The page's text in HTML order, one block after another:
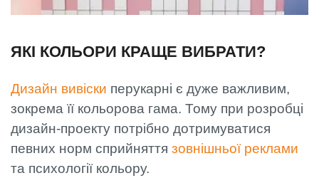
ЯКІ КОЛЬОРИ КРАЩЕ ВИБРАТИ?
Дизайн вивіски перукарні є дуже важливим,
зокрема її кольорова гама. Тому при розробці
дизайн-проекту потрібно дотримуватися
певних норм сприйняття зовнішньої реклами
та психології кольору.